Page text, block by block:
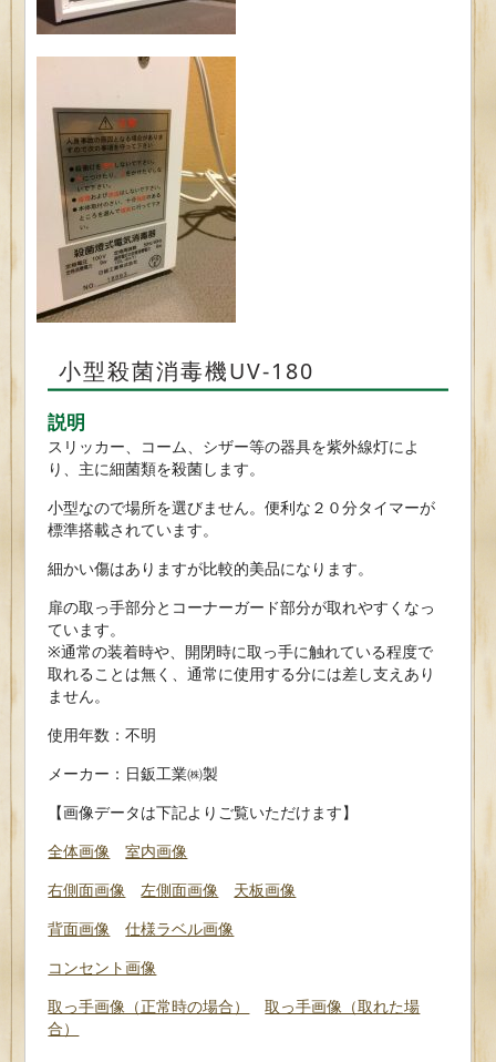
小型殺菌消毒機UV-180
説明
スリッカー、コーム、シザー等の器具を紫外線灯によ
り、主に細菌類を殺菌します。
小型なので場所を選びません。便利な２０分タイマーが
標準搭載されています。
細かい傷はありますが比較的美品になります。
扉の取っ手部分とコーナーガード部分が取れやすくなっ
ています。
※通常の装着時や、開閉時に取っ手に触れている程度で
取れることは無く、通常に使用する分には差し支えあり
ません。
使用年数：不明
メーカー：日鈑工業㈱製
【画像データは下記よりご覧いただけます】
全体画像
室内画像
右側面画像
左側面画像
天板画像
背面画像
仕様ラベル画像
コンセント画像
取っ手画像（正常時の場合）
取っ手画像（取れた場
合）